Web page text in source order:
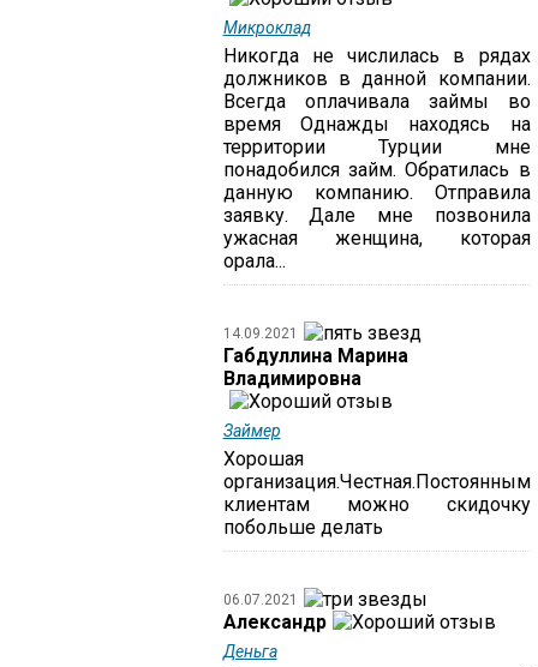
Микроклад
Никогда не числилась в рядах
должников в данной компании.
Всегда оплачивала займы во
время Однажды находясь на
территории Турции мне
понадобился займ. Обратилась в
данную компанию. Отправила
заявку. Дале мне позвонила
ужасная женщина, которая
орала...
14.09.2021
Габдуллина Марина
Владимировна
Займер
Хорошая
организация.Честная.Постоянным
клиентам можно скидочку
побольше делать
06.07.2021
Александр
Деньга